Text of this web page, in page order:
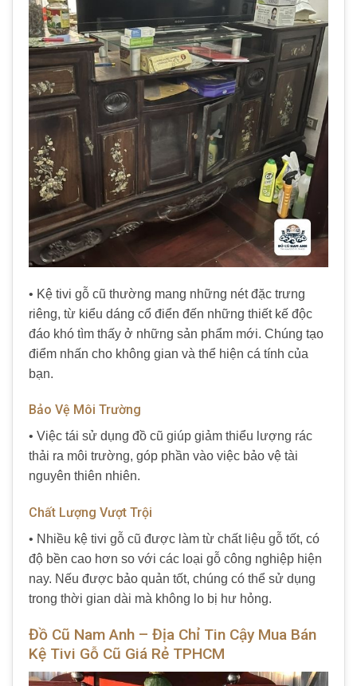
• Kệ tivi gỗ cũ thường mang những nét đặc trưng
riêng, từ kiểu dáng cổ điển đến những thiết kế độc
đáo khó tìm thấy ở những sản phẩm mới. Chúng tạo
điểm nhấn cho không gian và thể hiện cá tính của
bạn.
Bảo Vệ Môi Trường
• Việc tái sử dụng đồ cũ giúp giảm thiểu lượng rác
thải ra môi trường, góp phần vào việc bảo vệ tài
nguyên thiên nhiên.
Chất Lượng Vượt Trội
• Nhiều kệ tivi gỗ cũ được làm từ chất liệu gỗ tốt, có
độ bền cao hơn so với các loại gỗ công nghiệp hiện
nay. Nếu được bảo quản tốt, chúng có thể sử dụng
trong thời gian dài mà không lo bị hư hỏng.
Đồ Cũ Nam Anh – Địa Chỉ Tin Cậy Mua Bán
Kệ Tivi Gỗ Cũ Giá Rẻ TPHCM